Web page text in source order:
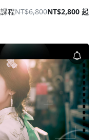
課程NT$6,800NT$2,800 起